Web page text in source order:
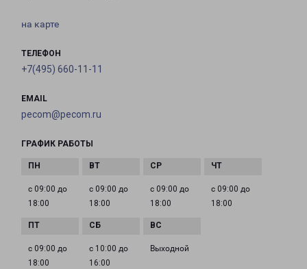
на карте
ТЕЛЕФОН
+7(495) 660-11-11
EMAIL
pecom@pecom.ru
ГРАФИК РАБОТЫ
с 09:00 до
18:00
с 09:00 до
18:00
с 09:00 до
18:00
с 09:00 до
18:00
с 09:00 до
18:00
с 10:00 до
16:00
Выходной